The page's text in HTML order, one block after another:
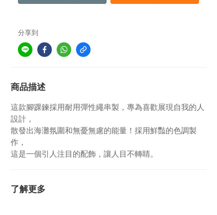
分享到
商品描述
這款腳踝鍊採用耐用彈性繩串製，專為喜歡展現自我的人
設計，
散發出海灘氛圍和無憂無慮的能量！採用鮮豔的色調製
作，
這是一個引人注目的配飾，讓人目不轉睛。
了解更多